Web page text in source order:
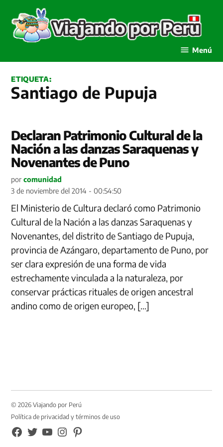
contenido
Menú
ETIQUETA:
Santiago de Pupuja
Declaran Patrimonio Cultural de la
Nación a las danzas Saraquenas y
Novenantes de Puno
por comunidad
3 de noviembre del 2014 - 00:54:50
El Ministerio de Cultura declaró como Patrimonio
Cultural de la Nación a las danzas Saraquenas y
Novenantes, del distrito de Santiago de Pupuja,
provincia de Azángaro, departamento de Puno, por
ser clara expresión de una forma de vida
estrechamente vinculada a la naturaleza, por
conservar prácticas rituales de origen ancestral
andino como de origen europeo, […]
© 2026 Viajando por Perú
Política de privacidad y términos de uso
FB
TW YouTubeInstagramPinterest